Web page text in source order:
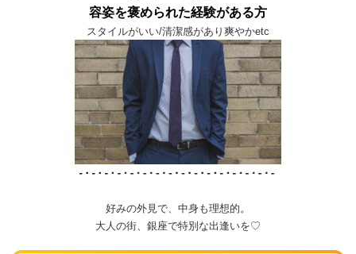
容姿を褒められた経験がある方
スタイルがいい/清潔感があり爽やかetc
好みの外見で、中身も理想的。
大人の街、銀座で特別な出逢いを♡